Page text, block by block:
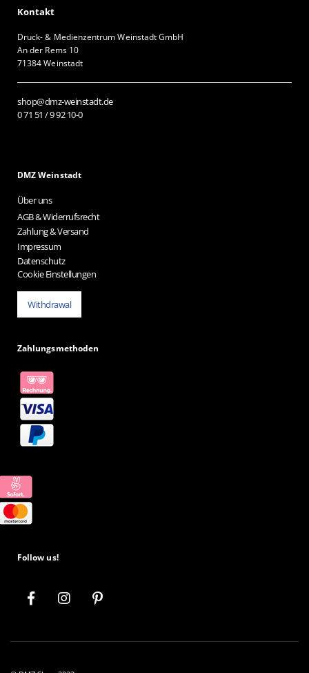
Kontakt
Druck- & Medienzentrum Weinstadt GmbH
An der Rems 10
71384 Weinstadt
shop@dmz-weinstadt.de
0 71 51 / 9 92 10-0
DMZ Weinstadt
Über uns
AGB & Widerrufsrecht
Zahlung & Versand
Impressum
Datenschutz
Cookie Einstellungen
Withdrawal
Zahlungsmethoden
Follow us!